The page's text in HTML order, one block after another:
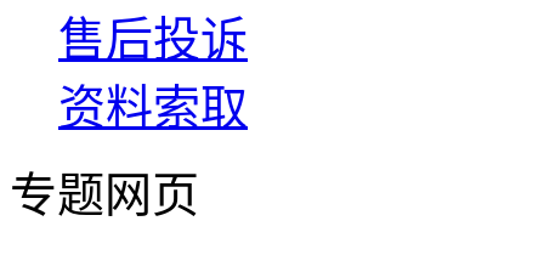
售后投诉
资料索取
专题网页